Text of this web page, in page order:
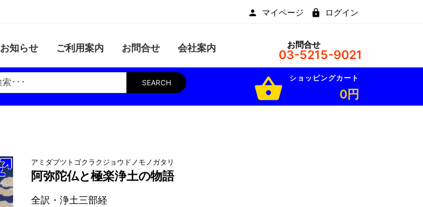
マイページ ログイン
お知らせ ご利用案内 お問合せ 会社案内 お問合せ
03-5215-9021
SEARCH shopping_basket ショッピングカート
0円
アミダブツトゴクラクジョウドノモノガタリ
阿弥陀仏と極楽浄土の物語
全訳・浄土三部経